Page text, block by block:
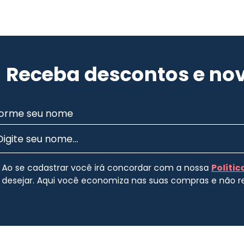
Receba descontos e
seu nome
Ao se cadastrar você irá concordar com a nossa
desejar. Aqui você economiza nas suas compras e não